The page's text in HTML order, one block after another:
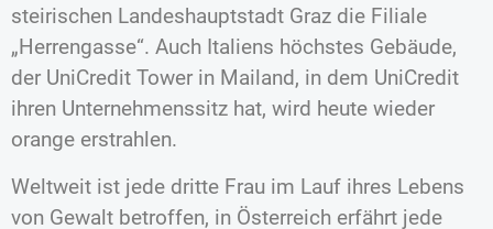
steirischen Landeshauptstadt Graz die Filiale
„Herrengasse“. Auch Italiens höchstes Gebäude,
der UniCredit Tower in Mailand, in dem UniCredit
ihren Unternehmenssitz hat, wird heute wieder
orange erstrahlen.
Weltweit ist jede dritte Frau im Lauf ihres Lebens
von Gewalt betroffen, in Österreich erfährt jede